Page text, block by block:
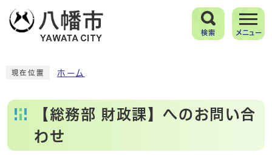
検索 メニュー
現在位置 ホーム
【総務部 財政課】へのお問い合
わせ